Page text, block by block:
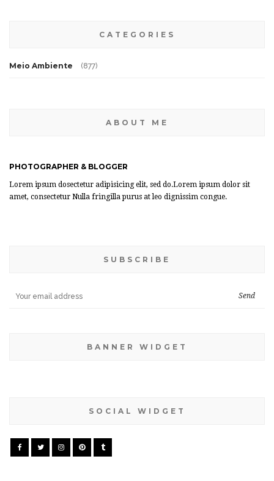
CATEGORIES
Meio Ambiente (877)
ABOUT ME
PHOTOGRAPHER & BLOGGER
Lorem ipsum dosectetur adipisicing elit, sed do.Lorem ipsum dolor sit
amet, consectetur Nulla fringilla purus at leo dignissim congue.
SUBSCRIBE
BANNER WIDGET
SOCIAL WIDGET